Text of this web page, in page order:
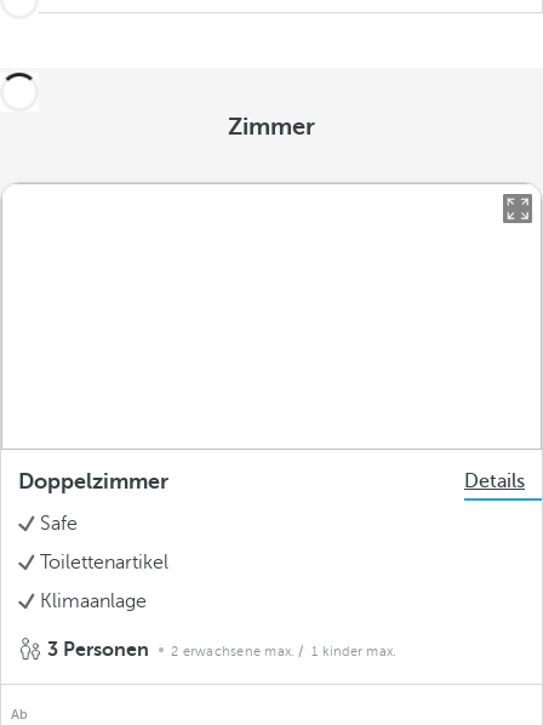
Zimmer
Doppelzimmer
Details
Safe
Toilettenartikel
Klimaanlage
3 Personen 2 erwachsene max. / 1 kinder max.
Ab